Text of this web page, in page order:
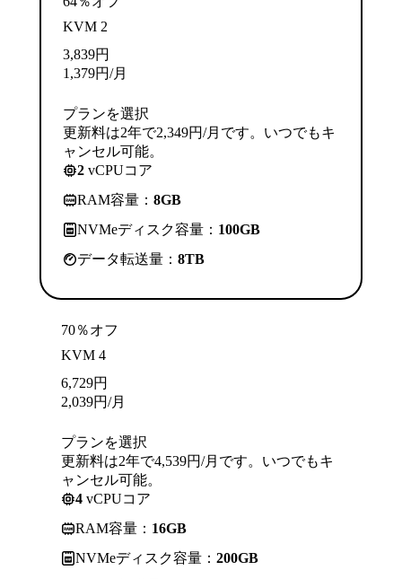
KVM 2
3,839円
1,379円/月
プランを選択
更新料は2年で2,349円/月です。いつでもキ
ャンセル可能。
2 vCPUコア
RAM容量： 8GB
NVMeディスク容量： 100GB
データ転送量： 8TB
70％オフ
KVM 4
6,729円
2,039円/月
プランを選択
更新料は2年で4,539円/月です。いつでもキ
ャンセル可能。
4 vCPUコア
RAM容量： 16GB
NVMeディスク容量： 200GB